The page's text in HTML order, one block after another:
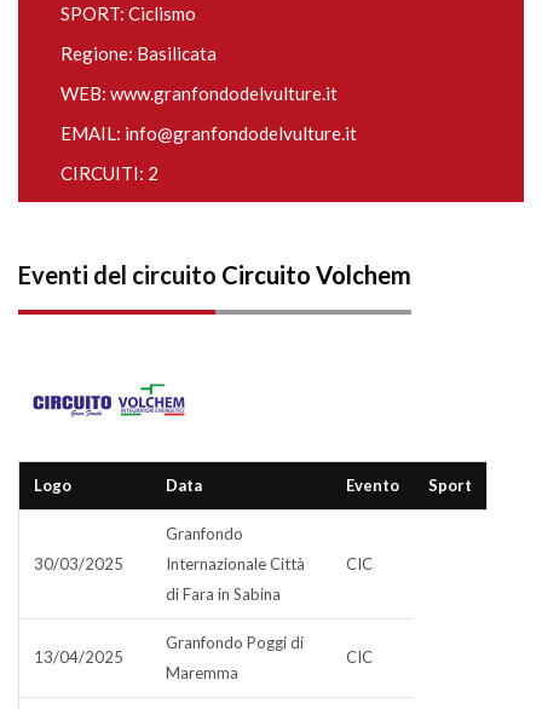
SPORT: Ciclismo
Regione: Basilicata
WEB: www.granfondodelvulture.it
EMAIL: info@granfondodelvulture.it
CIRCUITI: 2
Eventi del circuito Circuito Volchem
Logo Data Evento Sport
30/03/2025
Granfondo
Internazionale Città
di Fara in Sabina
CIC
13/04/2025
Granfondo Poggi di
Maremma
CIC